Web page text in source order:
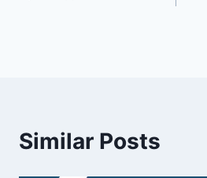
Similar Posts